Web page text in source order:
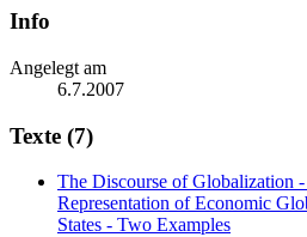
Info
Angelegt am
6.7.2007
Texte (7)
The Discourse of Globalization
Representation of Economic
States - Two Examples